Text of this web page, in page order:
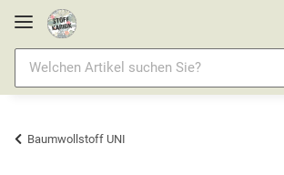
Baumwollstoff UNI